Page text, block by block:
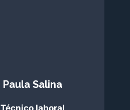
Paula Salina